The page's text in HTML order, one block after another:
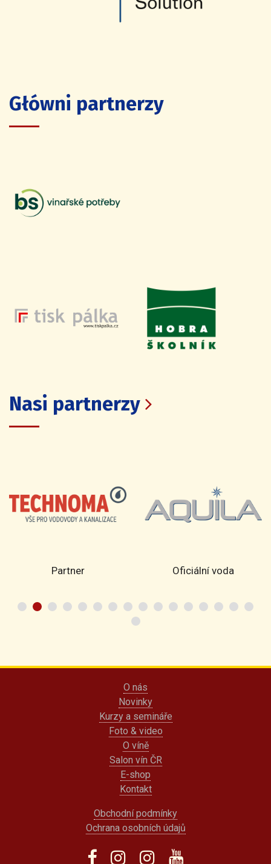
Główni partnerzy
Nasi partnerzy
Partner Oficiální voda
O nás
Novinky
Kurzy a semináře
Foto & video
O víně
Salon vín ČR
E-shop
Kontakt
Obchodní podmínky
Ochrana osobních údajů